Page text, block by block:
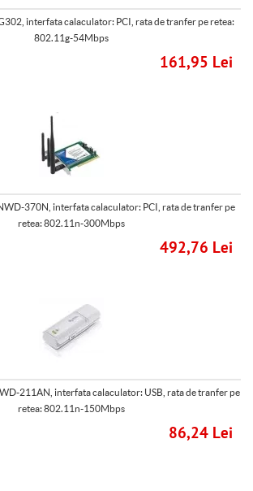
interfata calaculator: PCI, rata de tranfer pe retea:
802.11g-54Mbps
161,95 Lei
370N, interfata calaculator: PCI, rata de tranfer pe
retea: 802.11n-300Mbps
492,76 Lei
211AN, interfata calaculator: USB, rata de tranfer pe
retea: 802.11n-150Mbps
86,24 Lei